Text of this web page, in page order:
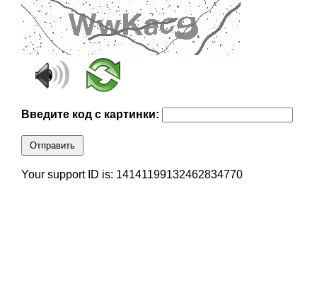
Введите код с картинки:
Отправить
Your support ID is: 14141199132462834770